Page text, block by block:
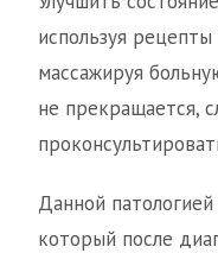
используя
массажируя
не прекращается,
Данной
который после